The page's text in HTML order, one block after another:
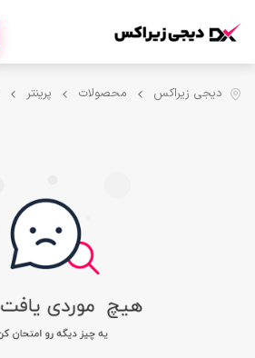
دیجی زیراکس محصولات پرینتر